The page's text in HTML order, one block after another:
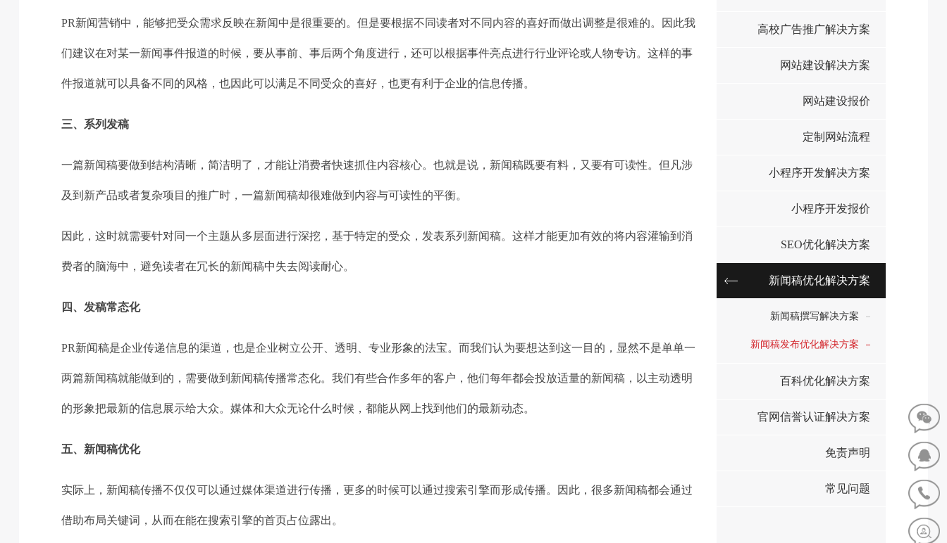
高校广告推广解决方案
网站建设解决方案
网站建设报价
定制网站流程
小程序开发解决方案
小程序开发报价
SEO优化解决方案
新闻稿优化解决方案
新闻稿撰写解决方案
新闻稿发布优化解决方案
百科优化解决方案
官网信誉认证解决方案
免责声明
常见问题
PR新闻营销中，能够把受众需求反映在新闻中是很重要的。但是要根据不同读者对不同内容的喜好而做出调整是很难的。因此我
们建议在对某一新闻事件报道的时候，要从事前、事后两个角度进行，还可以根据事件亮点进行行业评论或人物专访。这样的事
件报道就可以具备不同的风格，也因此可以满足不同受众的喜好，也更有利于企业的信息传播。
三、系列发稿
一篇新闻稿要做到结构清晰，简洁明了，才能让消费者快速抓住内容核心。也就是说，新闻稿既要有料，又要有可读性。但凡涉
及到新产品或者复杂项目的推广时，一篇新闻稿却很难做到内容与可读性的平衡。
因此，这时就需要针对同一个主题从多层面进行深挖，基于特定的受众，发表系列新闻稿。这样才能更加有效的将内容灌输到消
费者的脑海中，避免读者在冗长的新闻稿中失去阅读耐心。
四、发稿常态化
PR新闻稿是企业传递信息的渠道，也是企业树立公开、透明、专业形象的法宝。而我们认为要想达到这一目的，显然不是单单一
两篇新闻稿就能做到的，需要做到新闻稿传播常态化。我们有些合作多年的客户，他们每年都会投放适量的新闻稿，以主动透明
的形象把最新的信息展示给大众。媒体和大众无论什么时候，都能从网上找到他们的最新动态。
五、新闻稿优化
实际上，新闻稿传播不仅仅可以通过媒体渠道进行传播，更多的时候可以通过搜索引擎而形成传播。因此，很多新闻稿都会通过
借助布局关键词，从而在能在搜索引擎的首页占位露出。